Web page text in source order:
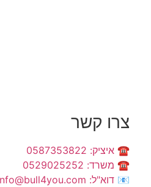
צרו קשר
☎️ איציק: 0587353822
☎️ משרד: 0529025252
📧 דוא"ל: info@bull4you.com